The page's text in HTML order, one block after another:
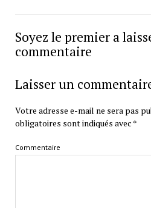
Soyez le premier a
commentaire
Laisser un
Votre adresse e-mail ne sera pas
obligatoires sont indiqués avec *
Commentaire